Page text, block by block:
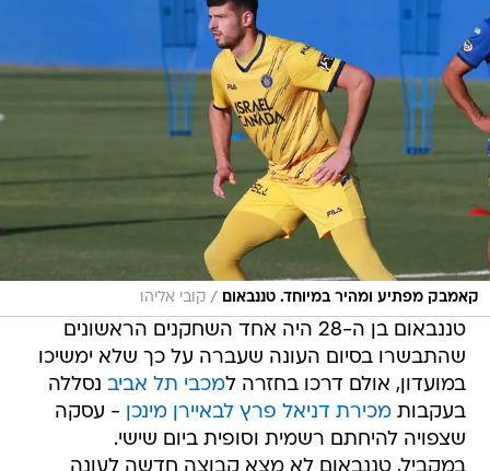
קאמבק מפתיע ומהיר במיוחד. טננבאום / קובי אליהו
טננבאום בן ה-28 היה אחד השחקנים הראשונים
שהתבשרו בסיום העונה שעברה על כך שלא ימשיכו
במועדון, אולם דרכו בחזרה למכבי תל אביב נסללה
בעקבותמכירת דניאל פרץ לבאיירן מינכן
- עסקה
שצפויה להיחתם רשמית וסופית ביום שישי.